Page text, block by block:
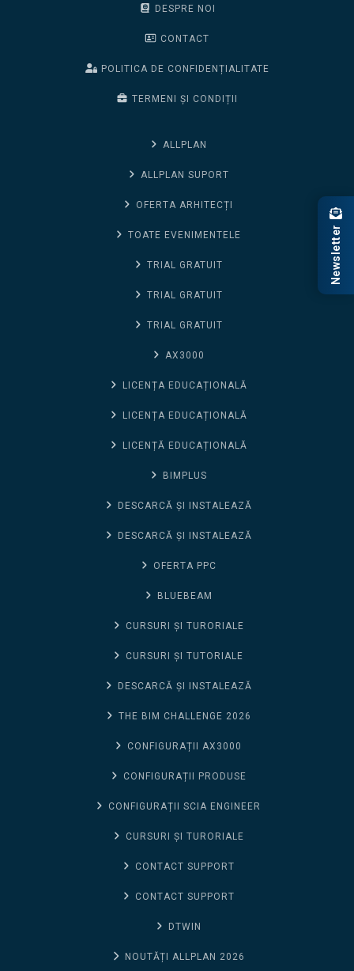
DESPRE NOI
CONTACT
POLITICA DE CONFIDENȚIALITATE
TERMENI ȘI CONDIȚII
ALLPLAN
ALLPLAN SUPORT
OFERTA ARHITECȚI
TOATE EVENIMENTELE
TRIAL GRATUIT
TRIAL GRATUIT
TRIAL GRATUIT
AX3000
LICENȚA EDUCAȚIONALĂ
LICENȚA EDUCAȚIONALĂ
LICENȚĂ EDUCAȚIONALĂ
BIMPLUS
DESCARCĂ ȘI INSTALEAZĂ
DESCARCĂ ȘI INSTALEAZĂ
OFERTA PPC
BLUEBEAM
CURSURI ȘI TURORIALE
CURSURI ȘI TUTORIALE
DESCARCĂ ȘI INSTALEAZĂ
THE BIM CHALLENGE 2026
CONFIGURAȚII AX3000
CONFIGURAȚII PRODUSE
CONFIGURAȚII SCIA ENGINEER
CURSURI ȘI TURORIALE
CONTACT SUPPORT
CONTACT SUPPORT
DTWIN
NOUTĂȚI ALLPLAN 2026
Newsletter